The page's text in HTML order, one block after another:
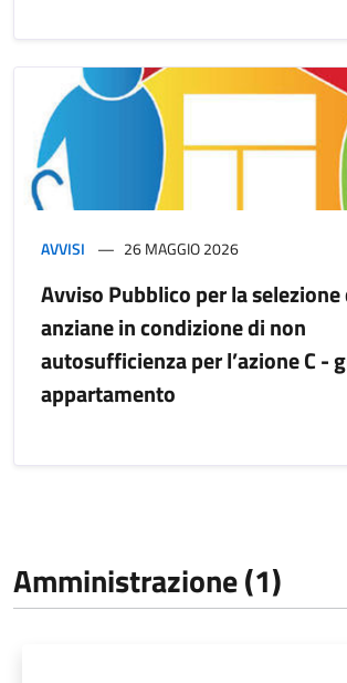
AVVISI 26 MAGGIO 2026
Avviso Pubblico per la
anziane in condizione di non
autosufficienza per l’azione C -
appartamento
Amministrazione (1)